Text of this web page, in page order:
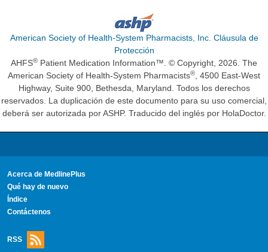
American Society of Health-System Pharmacists, Inc. Cláusula de
Protección
AHFS® Patient Medication Information™. © Copyright, 2026. The
American Society of Health-System Pharmacists®, 4500 East-West
Highway, Suite 900, Bethesda, Maryland. Todos los derechos
reservados. La duplicación de este documento para su uso comercial,
deberá ser autorizada por ASHP. Traducido del inglés por HolaDoctor.
Acerca de MedlinePlus
Qué hay de nuevo
Índice
Contáctenos
RSS